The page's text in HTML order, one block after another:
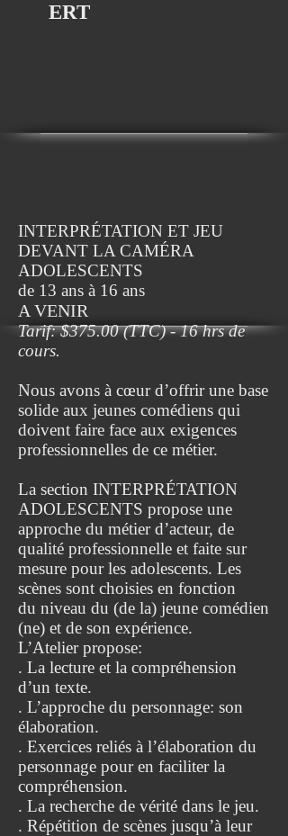
ERT
INTERPRÉTATION ET JEU
DEVANT LA CAMÉRA
ADOLESCENTS
de 13 ans à 16 ans
A VENIR
Tarif: $375.00 (TTC) - 16 hrs de
cours.
Nous avons à cœur d’offrir une base
solide aux jeunes comédiens qui
doivent faire face aux exigences
professionnelles de ce métier.
La section INTERPRÉTATION
ADOLESCENTS propose une
approche du métier d’acteur, de
qualité professionnelle et faite sur
mesure pour les adolescents. Les
scènes sont choisies en fonction
du niveau du (de la) jeune comédien
(ne) et de son expérience.
L’Atelier propose:
. La lecture et la compréhension
d’un texte.
. L’approche du personnage: son
élaboration.
. Exercices reliés à l’élaboration du
personnage pour en faciliter la
compréhension.
. La recherche de vérité dans le jeu.
. Répétition de scènes jusqu’à leur